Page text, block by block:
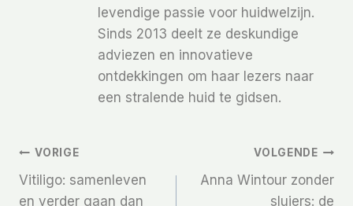
levendige passie voor huidwelzijn.
Sinds 2013 deelt ze deskundige
adviezen en innovatieve
ontdekkingen om haar lezers naar
een stralende huid te gidsen.
Bericht
Navigatie
VORIGE
Vitiligo: samenleven
en verder gaan dan
VOLGENDE
Anna Wintour zonder
sluiers: de